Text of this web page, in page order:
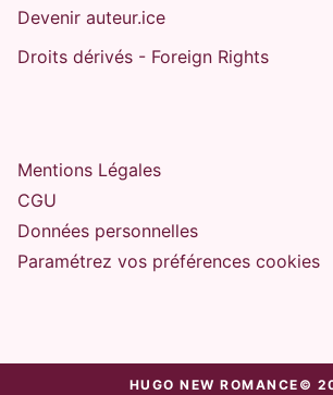
Devenir auteur.ice
Droits dérivés - Foreign Rights
Mentions Légales
CGU
Données personnelles
Paramétrez vos préférences cookies
HUGO NEW ROMANCE©